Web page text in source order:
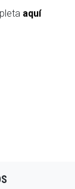
aquí